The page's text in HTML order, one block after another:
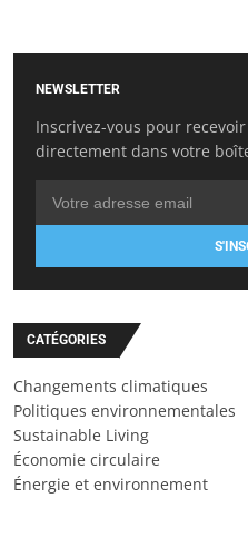
NEWSLETTER
Inscrivez-vous pour
directement dans votre
CATÉGORIES
Changements climatiques
Politiques environnementales
Sustainable Living
Économie circulaire
Énergie et environnement